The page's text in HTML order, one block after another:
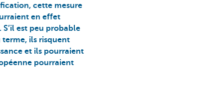
cette mesure
en effet
est peu probable
ils risquent
et ils pourraient
pourraient